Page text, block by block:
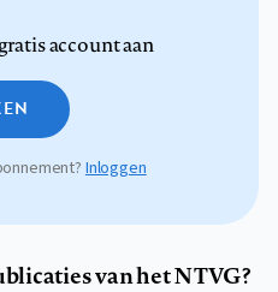
account aan
Inloggen
van het NTVG?